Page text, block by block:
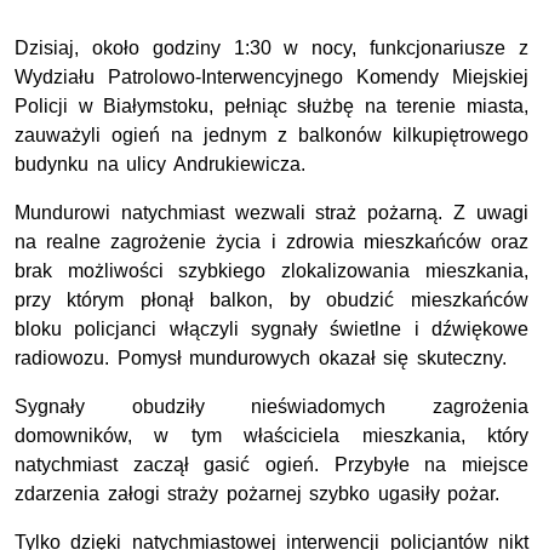
Dzisiaj, około godziny 1:30 w nocy, funkcjonariusze z
Wydziału Patrolowo-Interwencyjnego Komendy Miejskiej
Policji w Białymstoku, pełniąc służbę na terenie miasta,
zauważyli ogień na jednym z balkonów kilkupiętrowego
budynku na ulicy Andrukiewicza.
Mundurowi natychmiast wezwali straż pożarną. Z uwagi
na realne zagrożenie życia i zdrowia mieszkańców oraz
brak możliwości szybkiego zlokalizowania mieszkania,
przy którym płonął balkon, by obudzić mieszkańców
bloku policjanci włączyli sygnały świetlne i dźwiękowe
radiowozu. Pomysł mundurowych okazał się skuteczny.
Sygnały obudziły nieświadomych zagrożenia
domowników, w tym właściciela mieszkania, który
natychmiast zaczął gasić ogień. Przybyłe na miejsce
zdarzenia załogi straży pożarnej szybko ugasiły pożar.
Tylko dzięki natychmiastowej interwencji policjantów nikt